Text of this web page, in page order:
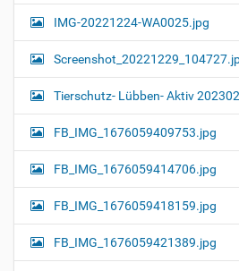
IMG-20221224-WA0025.jpg
Tierschutz- Lübben- Aktiv
FB_IMG_1676059409753.jpg
FB_IMG_1676059414706.jpg
FB_IMG_1676059418159.jpg
FB_IMG_1676059421389.jpg